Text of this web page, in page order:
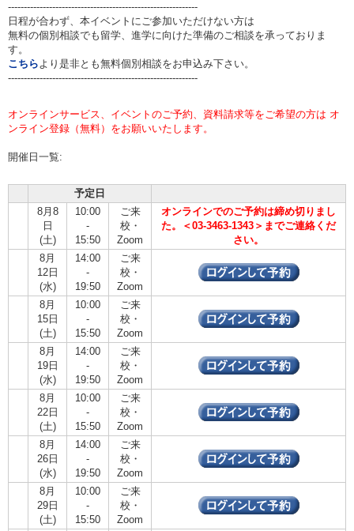
------------------------------------------------------------
日程が合わず、本イベントにご参加いただけない方は
無料の個別相談でも留学、進学に向けた準備のご相談を承っておりま
す。
こちらより是非とも無料個別相談をお申込み下さい。
------------------------------------------------------------
オンラインサービス、イベントのご予約、資料請求等をご希望の方は オ
ンライン登録（無料）をお願いいたします。
開催日一覧:
予定日
8月8
日
(土)
10:00
-
15:50
ご来
校・
Zoom
オンラインでのご予約は締め切りまし
た。＜03-3463-1343＞までご連絡くだ
さい。
8月
12日
(水)
14:00
-
19:50
ご来
校・
Zoom
8月
15日
(土)
10:00
-
15:50
ご来
校・
Zoom
8月
19日
(水)
14:00
-
19:50
ご来
校・
Zoom
8月
22日
(土)
10:00
-
15:50
ご来
校・
Zoom
8月
26日
(水)
14:00
-
19:50
ご来
校・
Zoom
8月
29日
(土)
10:00
-
15:50
ご来
校・
Zoom